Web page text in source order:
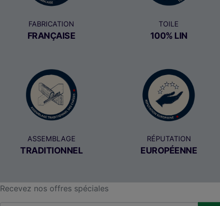
FABRICATION
FRANÇAISE
TOILE
100% LIN
ASSEMBLAGE
TRADITIONNEL
RÉPUTATION
EUROPÉENNE
Recevez nos offres spéciales